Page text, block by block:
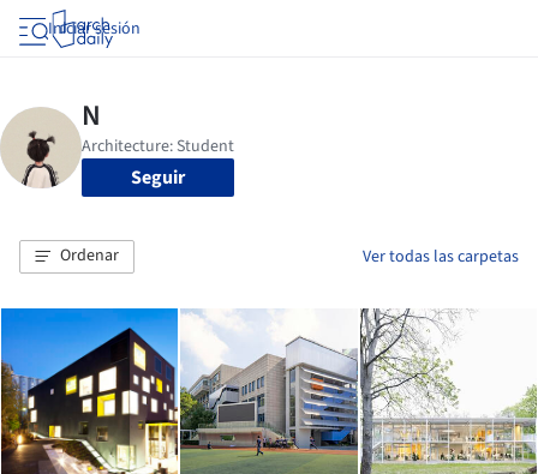
Iniciar sesión
Seguir
Ordenar Ver todas las carpetas